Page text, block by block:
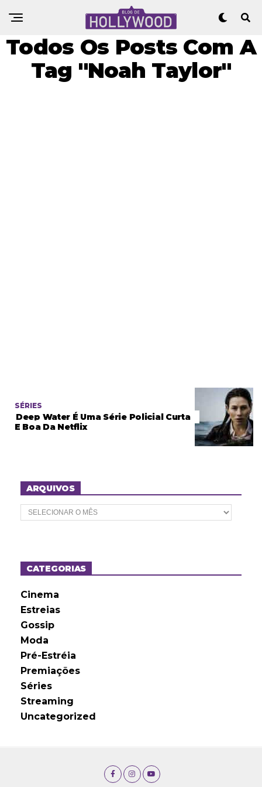
Todos Os Posts Com A
Tag "Noah Taylor"
SÉRIES
Deep Water É Uma Série Policial Curta
E Boa Da Netflix
ARQUIVOS
A
r
o
sCATEGORIAS
Cinema
Estreias
Gossip
Moda
Pré-Estréia
Premiações
Séries
Streaming
Uncategorized